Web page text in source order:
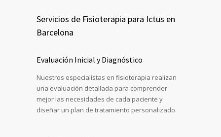
Servicios de Fisioterapia para Ictus en
Barcelona
Evaluación Inicial y Diagnóstico
Nuestros especialistas en fisioterapia realizan
una evaluación detallada para comprender
mejor las necesidades de cada paciente y
diseñar un plan de tratamiento personalizado.